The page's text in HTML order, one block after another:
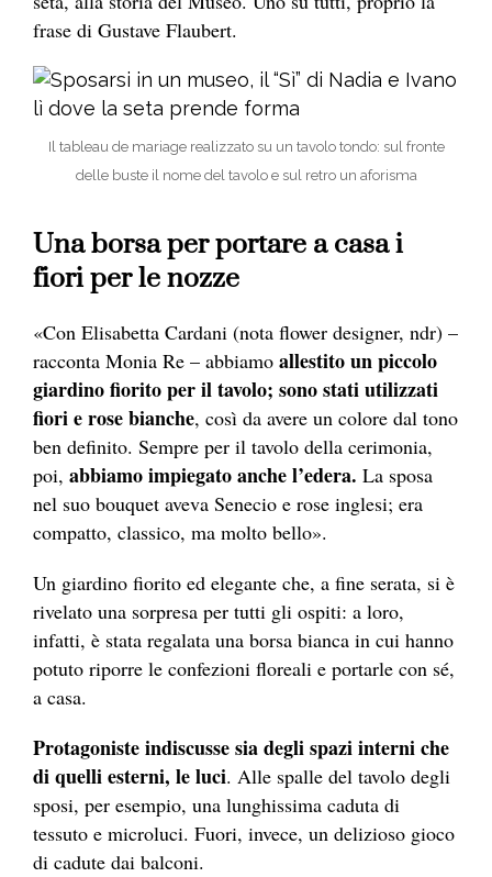
frase di Gustave Flaubert.
Il tableau de mariage realizzato su un tavolo tondo: sul fronte
delle buste il nome del tavolo e sul retro un aforisma
Una borsa per portare a casa i
fiori per le nozze
«Con Elisabetta Cardani (nota flower designer, ndr) –
racconta Monia Re – abbiamo allestito un piccolo
giardino fiorito per il tavolo; sono stati utilizzati
fiori e rose bianche, così da avere un colore dal tono
ben definito. Sempre per il tavolo della cerimonia,
poi, abbiamo impiegato anche l’edera. La sposa
nel suo bouquet aveva Senecio e rose inglesi; era
compatto, classico, ma molto bello».
Un giardino fiorito ed elegante che, a fine serata, si è
rivelato una sorpresa per tutti gli ospiti: a loro,
infatti, è stata regalata una borsa bianca in cui hanno
potuto riporre le confezioni floreali e portarle con sé,
a casa.
Protagoniste indiscusse sia degli spazi interni che
di quelli esterni, le luci. Alle spalle del tavolo degli
sposi, per esempio, una lunghissima caduta di
tessuto e microluci. Fuori, invece, un delizioso gioco
di cadute dai balconi.